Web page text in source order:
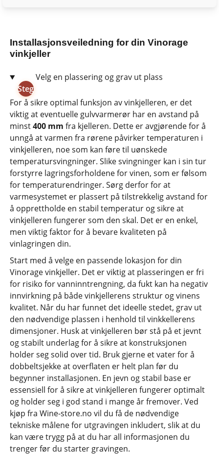
Installasjonsveiledning for din Vinorage
vinkjeller
Steg
1:
Velg en plassering og grav ut plass
For å sikre optimal funksjon av vinkjelleren, er det
viktig at eventuelle gulvvarmerør har en avstand på
minst400 mm fra kjelleren. Dette er avgjørende for å
unngå at varmen fra rørene påvirker temperaturen i
vinkjelleren, noe som kan føre til uønskede
temperatursvingninger. Slike svingninger kan i sin tur
forstyrre lagringsforholdene for vinen, som er følsom
for temperaturendringer. Sørg derfor for at
varmesystemet er plassert på tilstrekkelig avstand for
å opprettholde en stabil temperatur og sikre at
vinkjelleren fungerer som den skal. Det er en enkel,
men viktig faktor for å bevare kvaliteten på
vinlagringen din.
Start med å velge en passende lokasjon for din
Vinorage vinkjeller. Det er viktig at plasseringen er fri
for risiko for vanninntrengning, da fukt kan ha negativ
innvirkning på både vinkjellerens struktur og vinens
kvalitet. Når du har funnet det ideelle stedet, grav ut
den nødvendige plassen i henhold til vinkkellerens
dimensjoner. Husk at vinkjelleren bør stå på et jevnt
og stabilt underlag for å sikre at konstruksjonen
holder seg solid over tid. Bruk gjerne et vater for å
dobbeltsjekke at overflaten er helt plan før du
begynner installasjonen. En jevn og stabil base er
essensiell for å sikre at vinkjelleren fungerer optimalt
og holder seg i god stand i mange år fremover. Ved
kjøp fra Wine-store.no vil du få de nødvendige
tekniske målene for utgravingen inkludert, slik at du
kan være trygg på at du har all informasjonen du
trenger før du starter gravingen.